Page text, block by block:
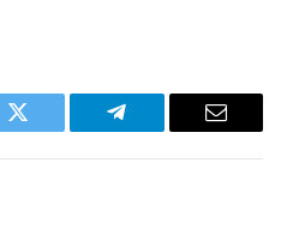
Twitter Telegram Email